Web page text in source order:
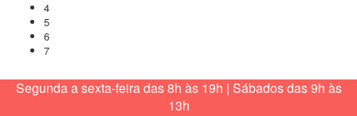
4
5
6
7
Segunda a sexta-feira das 8h às 19h | Sábados das 9h às
13h